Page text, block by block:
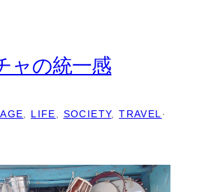
ャの統一感
, LIFE, SOCIETY, TRAVEL·